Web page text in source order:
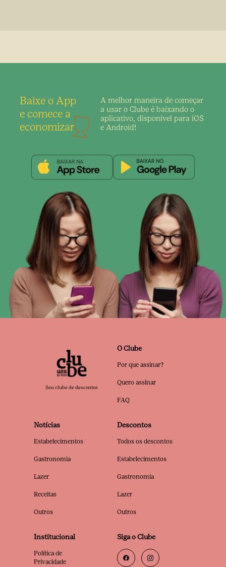
Baixe o App
e comece a
economizar
A melhor maneira de começar
a usar o Clube é baixando o
aplicativo, disponível para iOS
e Android!
Seu clube de descontos
O Clube
Por que assinar?
Quero assinar
FAQ
Notícias
Estabelecimentos
Gastronomia
Lazer
Receitas
Outros
Descontos
Todos os descontos
Estabelecimentos
Gastronomia
Lazer
Outros
Institucional
Política de
Privacidade
Siga o Clube